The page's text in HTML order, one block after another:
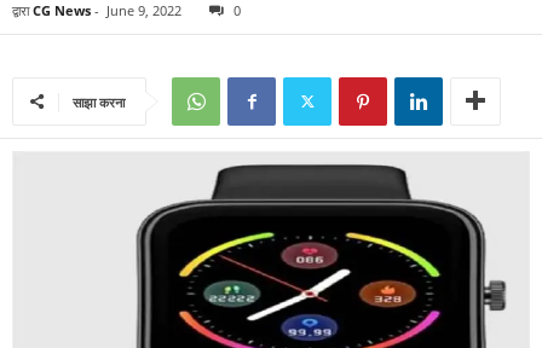
द्वारा CG News - June 9, 2022 0
साझा करना